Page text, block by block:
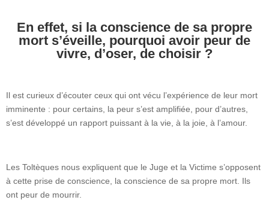
En effet, si la conscience de sa propre
mort s’éveille, pourquoi avoir peur de
vivre, d’oser, de choisir ?
Il est curieux d’écouter ceux qui ont vécu l’expérience de leur mort
imminente : pour certains, la peur s’est amplifiée, pour d’autres,
s’est développé un rapport puissant à la vie, à la joie, à l’amour.
Les Toltèques nous expliquent que le Juge et la Victime s’opposent
à cette prise de conscience, la conscience de sa propre mort. Ils
ont peur de mourrir.